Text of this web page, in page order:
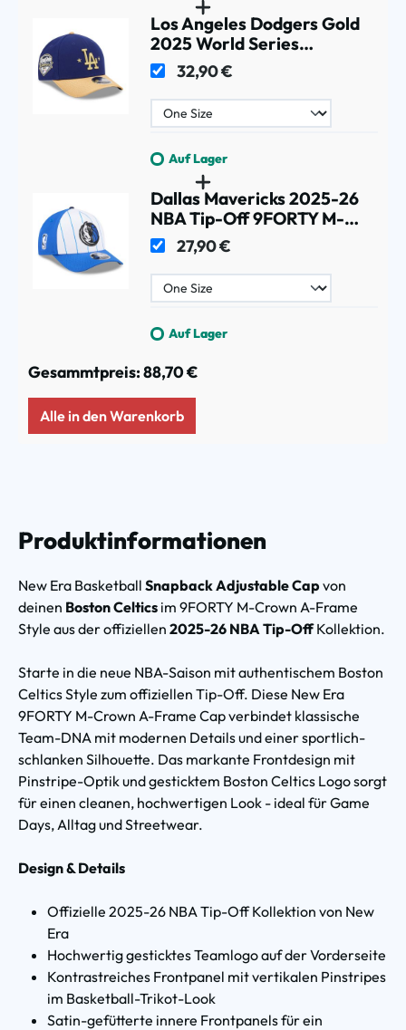
Los Angeles Dodgers Gold
2025 World Series
Champions 9FORTY
Adjustable MLB Cap
32,90 €
Auf Lager
Dallas Mavericks 2025-26
NBA Tip-Off 9FORTY M-
Crown A-Frame Snapback
Cap
27,90 €
Auf Lager
Gesammtpreis:88,70 €
Alle in den Warenkorb
Produktinformationen
New Era Basketball Snapback Adjustable Cap von
deinen Boston Celtics im 9FORTY M-Crown A-Frame
Style aus der offiziellen 2025-26 NBA Tip-OffKollektion.
Starte in die neue NBA-Saison mit authentischem Boston
Celtics Style zum offiziellen Tip-Off. Diese New Era
9FORTY M-Crown A-Frame Cap verbindet klassische
Team-DNA mit modernen Details und einer sportlich-
schlanken Silhouette. Das markante Frontdesign mit
Pinstripe-Optik und gesticktem Boston Celtics Logo sorgt
für einen cleanen, hochwertigen Look - ideal für Game
Days, Alltag und Streetwear.
Design & Details
Offizielle 2025-26 NBA Tip-Off Kollektion von New
Era
Hochwertig gesticktes Teamlogo auf der Vorderseite
Kontrastreiches Frontpanel mit vertikalen Pinstripes
im Basketball-Trikot-Look
Satin-gefütterte innere Frontpanels für ein